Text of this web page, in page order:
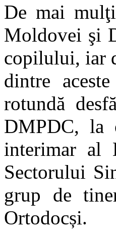
De mai
Moldovei şi
copilului, iar
dintre
rotundă
DMPDC, la
interimar al
Sectorului
grup de
Ortodocși.